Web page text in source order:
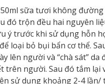
sữa tươi không đường
đó trộn đều hai nguyên
ý trước khi sử dụng hỗn
loại bỏ bụi bẩn cơ thể.
lên người và “chà sát” da
trên người. Sau đó tắm lại
sử dụng khoảng 2-4 lần/